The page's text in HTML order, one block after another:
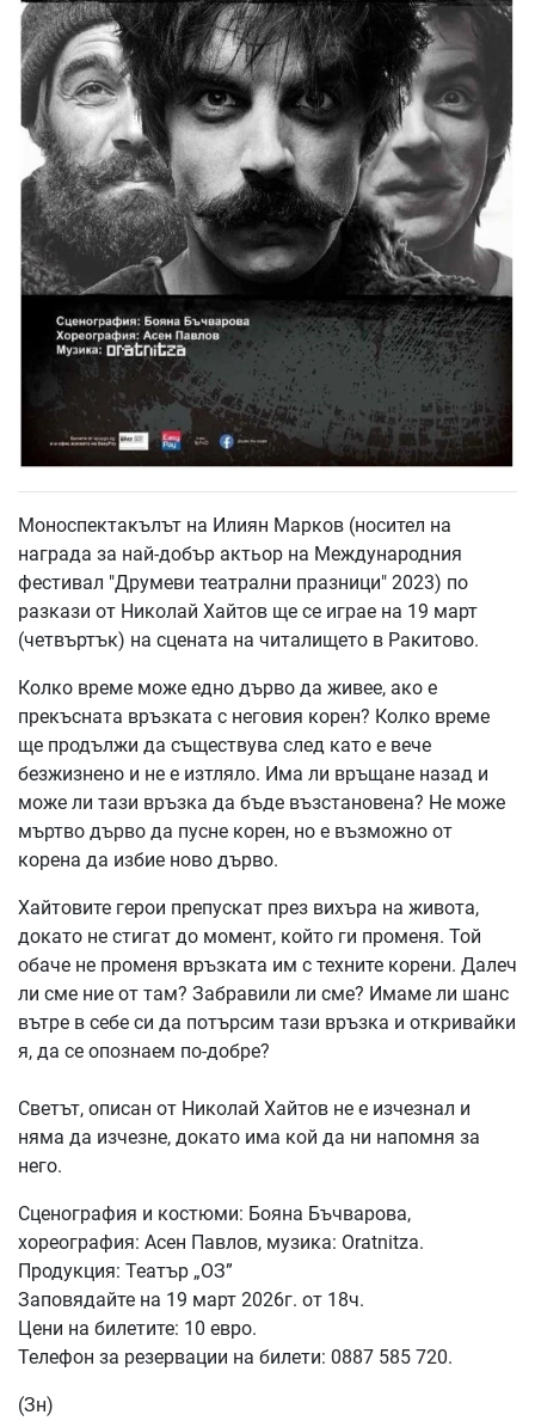
Моноспектакълът на Илиян Марков (носител на
награда за най-добър актьор на Международния
фестивал "Друмеви театрални празници" 2023) по
разкази от Николай Хайтов ще се играе на 19 март
(четвъртък) на сцената на читалището в Ракитово.
Колко време може едно дърво да живее, ако е
прекъсната връзката с неговия корен? Колко време
ще продължи да съществува след като е вече
безжизнено и не е изтляло. Има ли връщане назад и
може ли тази връзка да бъде възстановена? Не може
мъртво дърво да пусне корен, но е възможно от
корена да избие ново дърво.
Хайтовите герои препускат през вихъра на живота,
докато не стигат до момент, който ги променя. Той
обаче не променя връзката им с техните корени. Далеч
ли сме ние от там? Забравили ли сме? Имаме ли шанс
вътре в себе си да потърсим тази връзка и откривайки
я, да се опознаем по-добре?
Светът, описан от Николай Хайтов не е изчезнал и
няма да изчезне, докато има кой да ни напомня за
него.
Сценография и костюми: Бояна Бъчварова,
хореография: Асен Павлов, музика: Oratnitza.
Продукция: Театър „ОЗ”
Заповядайте на 19 март 2026г. от 18ч.
Цени на билетите: 10 евро.
Телефон за резервации на билети: 0887 585 720.
(Зн)